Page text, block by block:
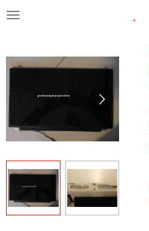
Ga
de
hoofdinhoud
.